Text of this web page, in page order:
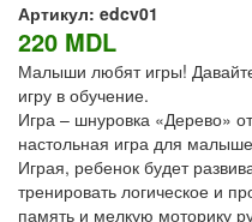
Артикул: edcv01
220 MDL
Малыши любят игры!
игру в обучение.
Игра – шнуровка «Дерево»
настольная игра для малыше
Играя, ребенок будет
тренировать логическое и
память и мелкую моторику